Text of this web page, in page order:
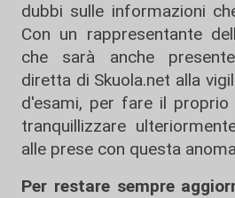
dubbi sulle informazioni
Con un rappresentante
che sarà anche
diretta di Skuola.net alla
d'esami, per fare il
tranquillizzare
alle prese con questa
Per restare sempre